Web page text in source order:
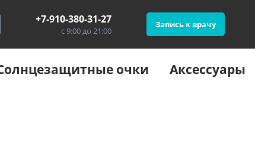
+7-910-380-31-27
с 9:00 до 21:00
Запись к врачу
очки Аксессуары